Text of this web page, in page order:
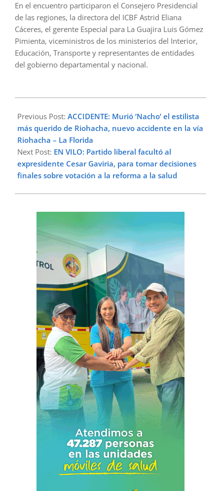
En el encuentro participaron el Consejero Presidencial
de las regiones, la directora del ICBF Astrid Eliana
Cáceres, el gerente Especial para La Guajira Luis Gómez
Pimienta, viceministros de los ministerios del Interior,
Educación, Transporte y representantes de entidades
del gobierno departamental y nacional.
04-
11
Previous Post: ACCIDENTE: Murió ‘Nacho’ el estilista
más querido de Riohacha, nuevo accidente en la vía
Riohacha – La Florida
Next Post: EN VILO: Partido liberal facultó al
expresidente Cesar Gaviria, para tomar decisiones
finales sobre votación a la reforma a la salud